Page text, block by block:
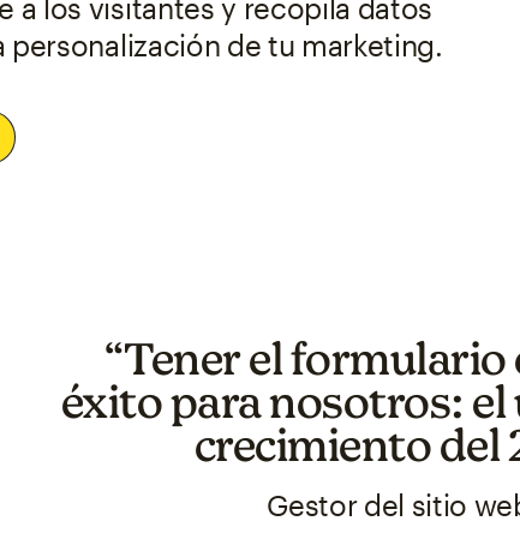
a los visitantes y recopila datos
personalización de tu marketing.
“Tener el
éxito para nosotros:
crecimiento del
Gestor del sitio